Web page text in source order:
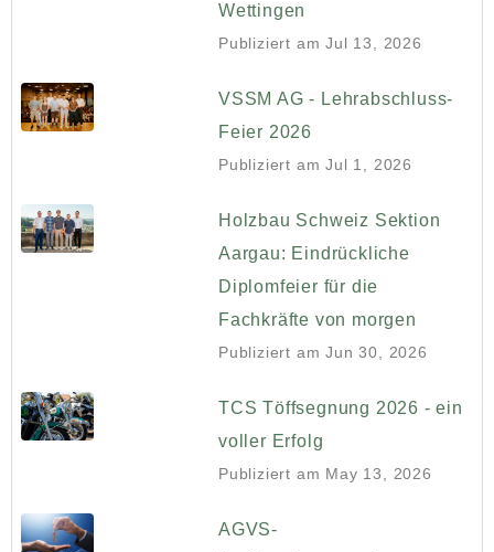
Wettingen
Publiziert am Jul 13, 2026
VSSM AG - Lehrabschluss-
Feier 2026
Publiziert am Jul 1, 2026
Holzbau Schweiz Sektion
Aargau: Eindrückliche
Diplomfeier für die
Fachkräfte von morgen
Publiziert am Jun 30, 2026
TCS Töffsegnung 2026 - ein
voller Erfolg
Publiziert am May 13, 2026
AGVS-